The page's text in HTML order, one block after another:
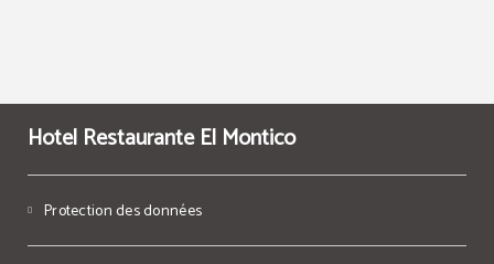
Hotel Restaurante El Montico
Protection des données